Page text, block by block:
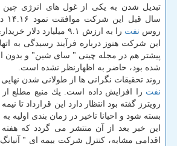
تبدیل شدن به یكی از غول های انرژی چین
سال قبل این شركت موافقت نمود ۱۴.۱۶ درصد از
روس نفت را به ارزش ۹.۱ میلیارد دلار خریداری كند.
این شركت هنوز درباره فرآیند رسیدگی به
پیشتر هم در مجله چینی " سای شین" و بدون
شده بود، حاضر به اظهارنظر نشده است.
روند تحقیقات نگرانی ها از طولانی شدن
نفت را افزایش داده است. یك منبع مطلع از
رویترز گفته بود انتظار دارد این قرارداد تا
بسته شود و احیانا تاخیر در زمان بندی اولیه به
این خبر بعد از آن منتشر می گردد كه
اقدامی مشابه، كنترل شركت بیمه ای "